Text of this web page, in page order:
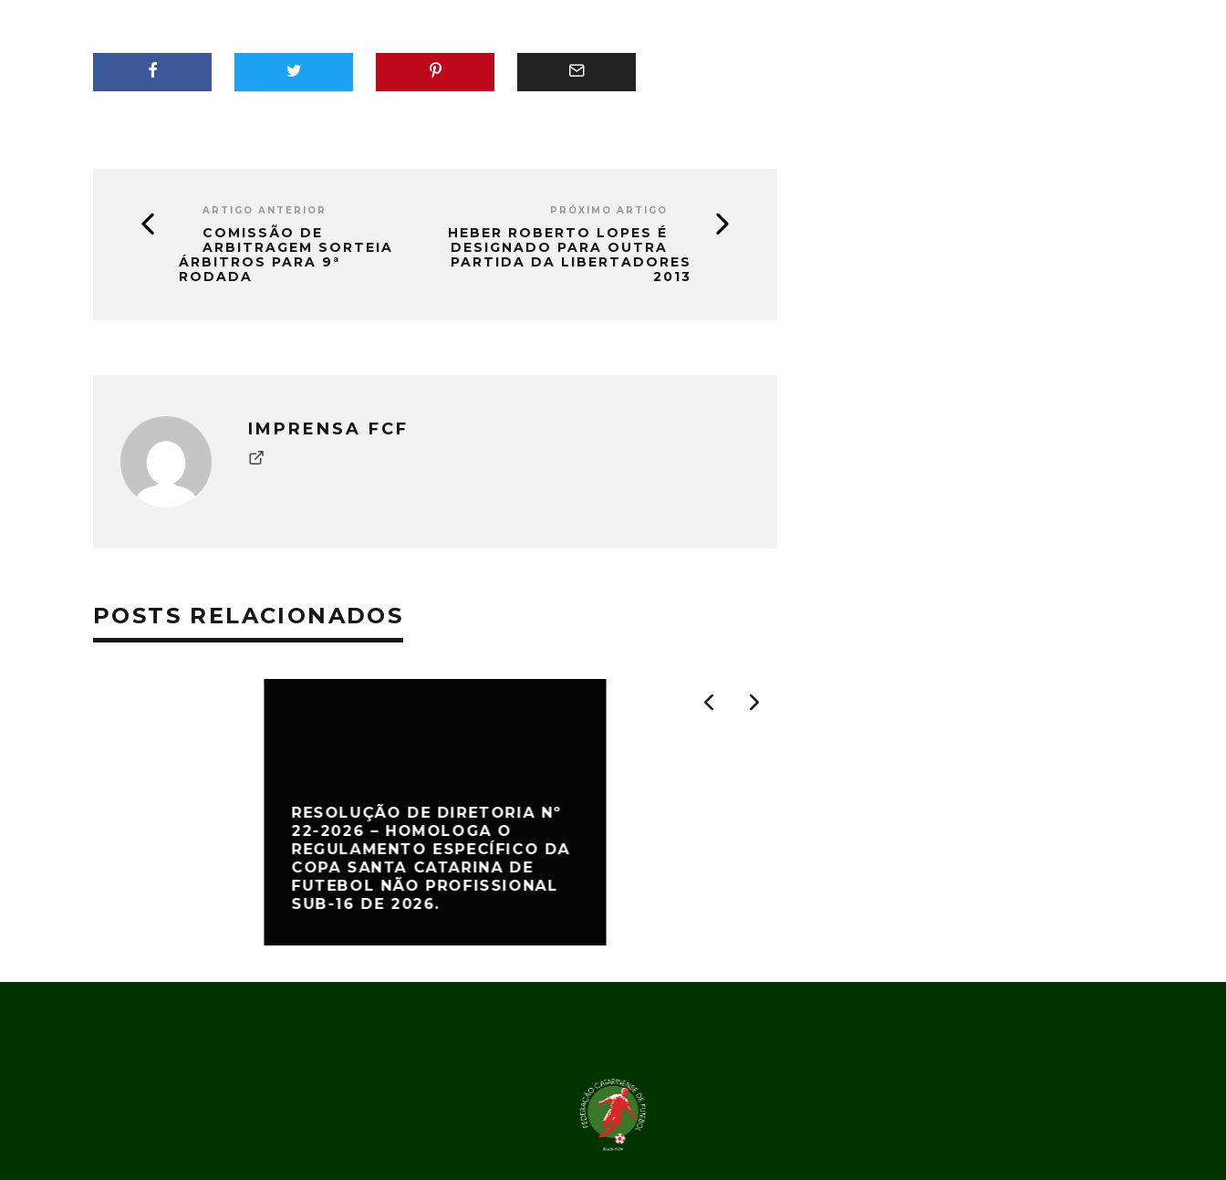
ARTIGO ANTERIOR
COMISSÃO DE
ARBITRAGEM SORTEIA
ÁRBITROS PARA 9ª
RODADA
PRÓXIMO ARTIGO
HEBER ROBERTO LOPES É
DESIGNADO PARA OUTRA
PARTIDA DA LIBERTADORES
2013
IMPRENSA FCF
POSTS RELACIONADOS
RESOLUÇÃO DE DIRETORIA Nº
22-2026 – HOMOLOGA O
REGULAMENTO ESPECÍFICO DA
COPA SANTA CATARINA DE
FUTEBOL NÃO PROFISSIONAL
SUB-16 DE 2026.